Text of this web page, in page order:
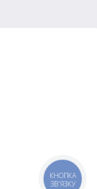
КНОПКА
ЗВ'ЯЗКУ